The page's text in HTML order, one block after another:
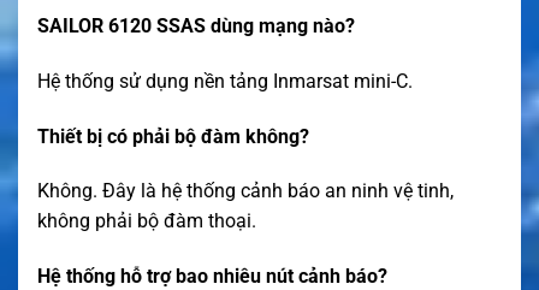
SAILOR 6120 SSAS dùng mạng nào?
Hệ thống sử dụng nền tảng Inmarsat mini-C.
Thiết bị có phải bộ đàm không?
Không. Đây là hệ thống cảnh báo an ninh vệ tinh,
không phải bộ đàm thoại.
Hệ thống hỗ trợ bao nhiêu nút cảnh báo?